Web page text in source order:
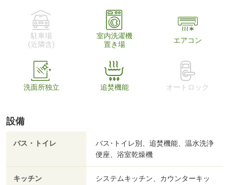
駐車場
(近隣含)
室内洗濯機
置き場
エアコン
洗面所独立 追焚機能 オートロック
設備
バス・トイレ
バス･トイレ別、追焚機能、温水洗浄
便座、浴室乾燥機
キッチン
システムキッチン、カウンターキッ